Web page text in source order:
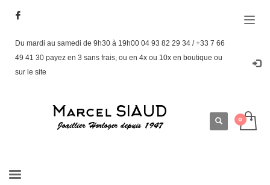
Du mardi au samedi de 9h30 à 19h00 04 93 82 29 34 / +33 7 66
49 41 30 payez en 3 sans frais, ou en 4x ou 10x en boutique ou
sur le site